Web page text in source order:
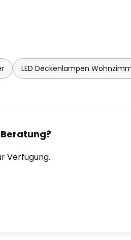
LED Deckenlampen
Verfügung.